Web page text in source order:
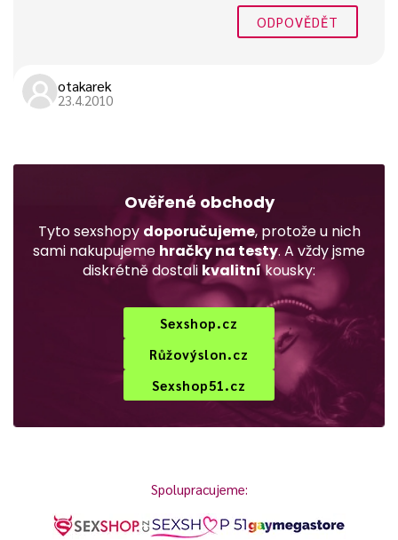
ODPOVĚDĚT
otakarek
23.4.2010
Ověřené obchody
Tyto sexshopy doporučujeme, protože u nich
sami nakupujeme hračky na testy. A vždy jsme
diskrétně dostali kvalitníkousky:
Sexshop.cz
Růžovýslon.cz
Sexshop51.cz
Spolupracujeme: